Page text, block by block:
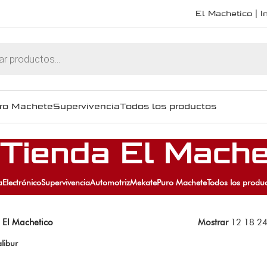
El Machetico |
MacheteSupervivenciaTodos los productos
El
ElectrónicoSupervivenciaAutomotrizMekatePuro MacheteTodos los
Machetico Mostrar 12 18 24